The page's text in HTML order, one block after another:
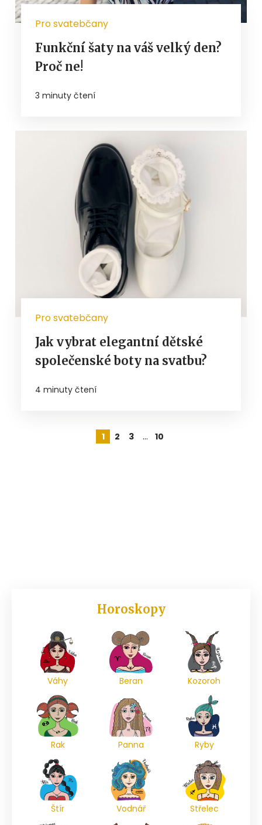
Pro svatebčany
Funkční šaty na váš velký den?
Proč ne!
3 minuty čtení
Pro svatebčany
Jak vybrat elegantní dětské
společenské boty na svatbu?
4 minuty čtení
1 2 3 … 10
Horoskopy
Váhy Beran Kozoroh
Rak Panna Ryby
Štír Vodnář Střelec